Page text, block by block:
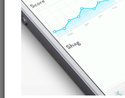
پردازنده نسل سیزدهم Intel ® Core ™ i7 اینجاست. با
کارآمد، برای کارهای چندوظیفه ای